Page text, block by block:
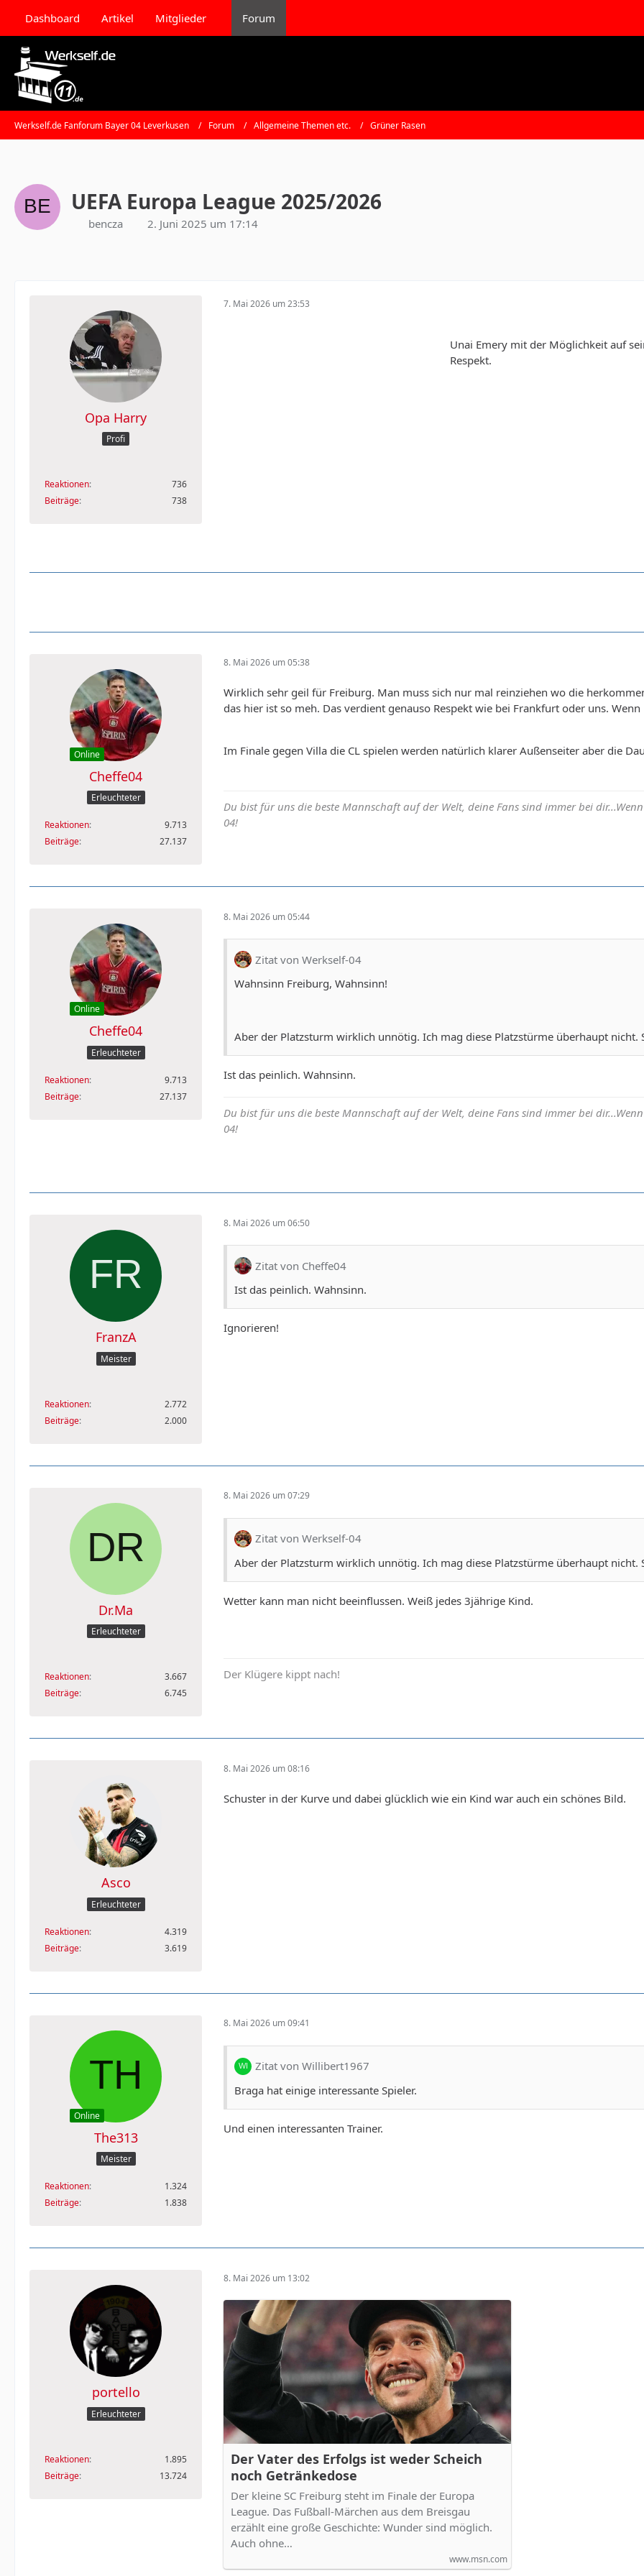
Dashboard Artikel Mitglieder Forum
Werkself.de Fanforum Bayer 04 Leverkusen Forum Allgemeine Themen etc. Grüner Rasen
UEFA Europa League 2025/2026
bencza 2. Juni 2025 um 17:14
Opa Harry
Profi
Reaktionen
736
Beiträge
738
7. Mai 2026 um 23:53
Unai Emery mit der Möglichkeit auf
Respekt.
Online
Cheffe04
Erleuchteter
Reaktionen
9.713
Beiträge
27.137
8. Mai 2026 um 05:38
Wirklich sehr geil für Freiburg. Man muss sich nur mal reinziehen wo die
das hier ist so meh. Das verdient genauso Respekt wie bei Frankfurt oder uns.
Im Finale gegen Villa die CL spielen werden natürlich klarer Außenseiter aber die
Du bist für uns die beste Mannschaft auf der Welt, deine Fans sind immer bei
04!
Online
Cheffe04
Erleuchteter
Reaktionen
9.713
Beiträge
27.137
8. Mai 2026 um 05:44
Zitat von Werkself-04
Wahnsinn Freiburg, Wahnsinn!
Aber der Platzsturm wirklich unnötig. Ich mag diese Platzstürme überhaupt nicht.
Ist das peinlich. Wahnsinn.
Du bist für uns die beste Mannschaft auf der Welt, deine Fans sind immer bei
04!
FranzA
Meister
Reaktionen
2.772
Beiträge
2.000
8. Mai 2026 um 06:50
Zitat von Cheffe04
Ist das peinlich. Wahnsinn.
Ignorieren!
Dr.Ma
Erleuchteter
Reaktionen
3.667
Beiträge
6.745
8. Mai 2026 um 07:29
Zitat von Werkself-04
Aber der Platzsturm wirklich unnötig. Ich mag diese Platzstürme überhaupt nicht.
Wetter kann man nicht beeinflussen. Weiß jedes 3jährige Kind.
Der Klügere kippt nach!
Asco
Erleuchteter
Reaktionen
4.319
Beiträge
3.619
8. Mai 2026 um 08:16
Schuster in der Kurve und dabei glücklich wie ein Kind war auch ein schönes Bild.
Online
The313
Meister
Reaktionen
1.324
Beiträge
1.838
8. Mai 2026 um 09:41
Zitat von Willibert1967
Braga hat einige interessante Spieler.
Und einen interessanten Trainer.
portello
Erleuchteter
Reaktionen
1.895
Beiträge
13.724
8. Mai 2026 um 13:02
Der Vater des Erfolgs ist weder Scheich
noch Getränkedose
Der kleine SC Freiburg steht im Finale der Europa
League. Das Fußball-Märchen aus dem Breisgau
erzählt eine große Geschichte: Wunder sind möglich.
Auch ohne…
www.msn.com